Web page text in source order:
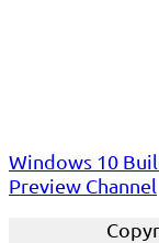
Windows 10
Preview Channel